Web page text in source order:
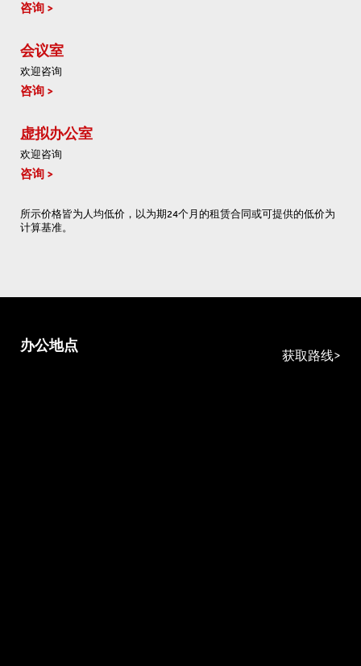
咨询
会议室
欢迎咨询
咨询
虚拟办公室
欢迎咨询
咨询
所示价格皆为人均低价，以为期24个月的租赁合同或可提供的低价为
计算基准。
办公地点
获取路线